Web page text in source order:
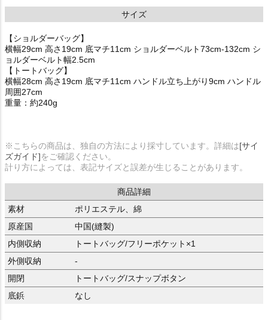
サイズ
【ショルダーバッグ】
横幅29cm 高さ19cm 底マチ11cm ショルダーベルト73cm-132cm シ
ョルダーベルト幅2.5cm
【トートバッグ】
横幅28cm 高さ19cm 底マチ11cm ハンドル立ち上がり9cm ハンドル
周囲27cm
重量：約240g
※こちらの商品は、独自の方法により採寸しています。詳細は[サイ
ズガイド]をご確認ください。
計り方によっては、表記サイズと誤差が生じることがあります。
商品詳細
素材
ポリエステル、綿
原産国
中国(縫製)
内側収納
トートバッグ/フリーポケット×1
外側収納
-
開閉
トートバッグ/スナップボタン
底鋲
なし